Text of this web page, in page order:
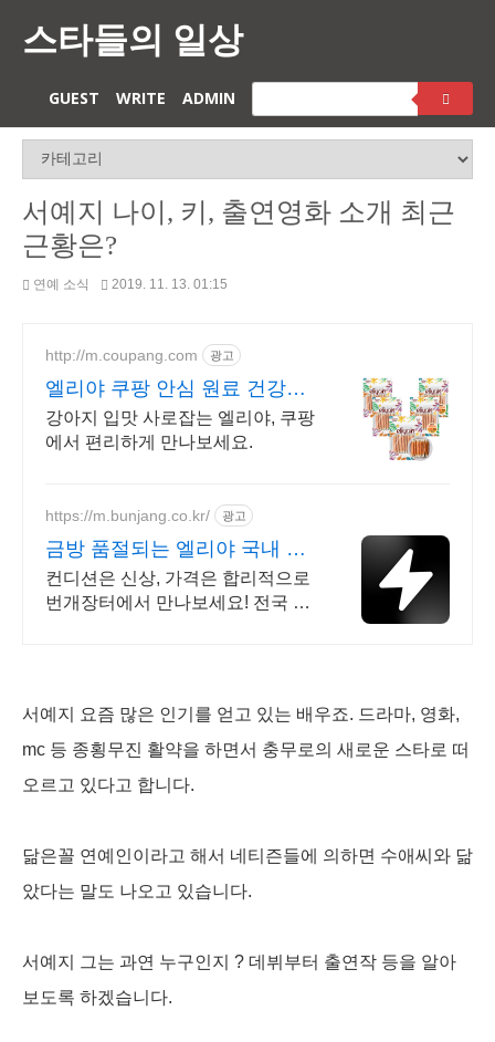
스타들의 일상
GUEST WRITE ADMIN
서예지 나이, 키, 출연영화 소개 최근
근황은?
연예 소식 2019. 11. 13. 01:15
http://m.coupang.com 광고
엘리야 쿠팡 안심 원료 건강한
간식
강아지 입맛 사로잡는 엘리야, 쿠팡
에서 편리하게 만나보세요.
https://m.bunjang.co.kr/ 광고
금방 품절되는 엘리야 국내 최
대 브랜드 중고거래
컨디션은 신상, 가격은 합리적으로
번개장터에서 만나보세요! 전국 각
서예지 요즘 많은 인기를 얻고 있는 배우죠. 드라마, 영화,
mc 등 종횡무진 활약을 하면서 충무로의 새로운 스타로 떠
오르고 있다고 합니다.
닮은꼴 연예인이라고 해서 네티즌들에 의하면 수애씨와 닮
았다는 말도 나오고 있습니다.
서예지 그는 과연 누구인지 ? 데뷔부터 출연작 등을 알아
보도록 하겠습니다.